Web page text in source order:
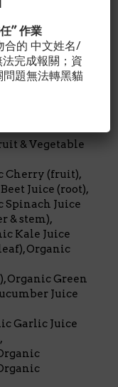
/占成人每日所需
Food, Probiotic
Protease,
& Vegetable
Cherry (fruit),
Juice (root),
Spinach Juice
& stem),
Kale Juice
Organic
Organic Green
Juice
Garlic Juice
” 作業
的 中文姓名/
完成報關；資
題無法轉黑貓